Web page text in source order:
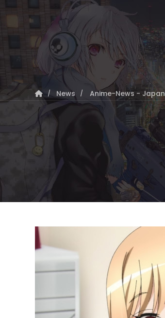
News Anime-News - Japan